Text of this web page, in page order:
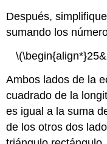
Después,
sumando los
Ambos lados de la
cuadrado de la
es igual a la suma
de los otros dos